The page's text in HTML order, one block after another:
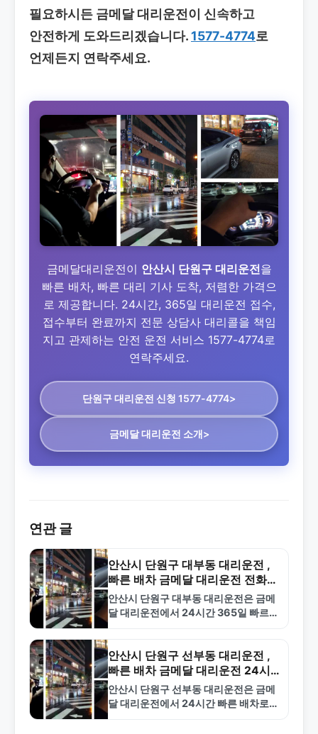
필요하시든 금메달 대리운전이 신속하고
안전하게 도와드리겠습니다.1577-4774로
언제든지 연락주세요.
금메달대리운전이 안산시 단원구 대리운전을
빠른 배차, 빠른 대리 기사 도착, 저렴한 가격으
로 제공합니다. 24시간, 365일 대리운전 접수,
접수부터 완료까지 전문 상담사 대리콜을 책임
지고 관제하는 안전 운전 서비스 1577-4774로
연락주세요.
단원구 대리운전 신청 1577-4774>
금메달 대리운전 소개>
연관 글
안산시 단원구 대부동 대리운전 ,
빠른 배차 금메달 대리운전 전화번
호
안산시 단원구 대부동 대리운전은 금메
달 대리운전에서 24시간 365일 빠르게
다. 1577-4774로 전화하세요.
안산시 단원구 선부동 대리운전 ,
빠른 배차 금메달 대리운전 24시
간 전화 상담
안산시 단원구 선부동 대리운전은 금메
달 대리운전에서 24시간 빠른 배차로